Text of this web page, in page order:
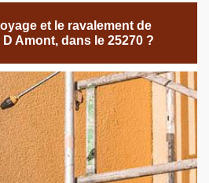
et le ravalement de
Amont, dans le 25270 ?